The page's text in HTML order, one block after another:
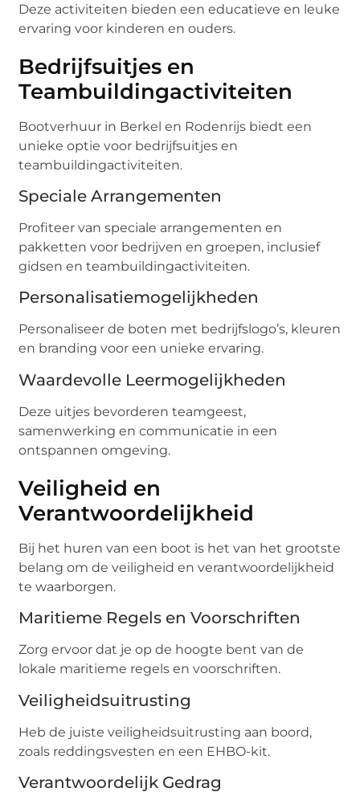
Deze activiteiten bieden een educatieve en leuke
ervaring voor kinderen en ouders.
Bedrijfsuitjes en
Teambuildingactiviteiten
Bootverhuur in Berkel en Rodenrijs biedt een
unieke optie voor bedrijfsuitjes en
teambuildingactiviteiten.
Speciale Arrangementen
Profiteer van speciale arrangementen en
pakketten voor bedrijven en groepen, inclusief
gidsen en teambuildingactiviteiten.
Personalisatiemogelijkheden
Personaliseer de boten met bedrijfslogo’s, kleuren
en branding voor een unieke ervaring.
Waardevolle Leermogelijkheden
Deze uitjes bevorderen teamgeest,
samenwerking en communicatie in een
ontspannen omgeving.
Veiligheid en
Verantwoordelijkheid
Bij het huren van een boot is het van het grootste
belang om de veiligheid en verantwoordelijkheid
te waarborgen.
Maritieme Regels en Voorschriften
Zorg ervoor dat je op de hoogte bent van de
lokale maritieme regels en voorschriften.
Veiligheidsuitrusting
Heb de juiste veiligheidsuitrusting aan boord,
zoals reddingsvesten en een EHBO-kit.
Verantwoordelijk Gedrag